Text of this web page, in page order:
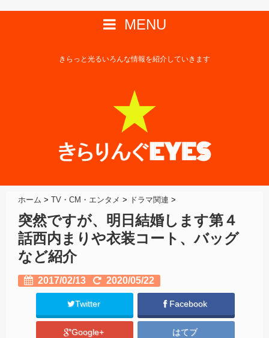
MENU
きらっと光るいろんな情報を紹介していきます
ホーム > TV・CM・エンタメ > ドラマ関連 >
突然ですが、明日結婚します第４
話西内まりや衣装コート、バッグ
など紹介
2017/02/13 2020/05/22
Twitter Facebook
Google+ はてブ